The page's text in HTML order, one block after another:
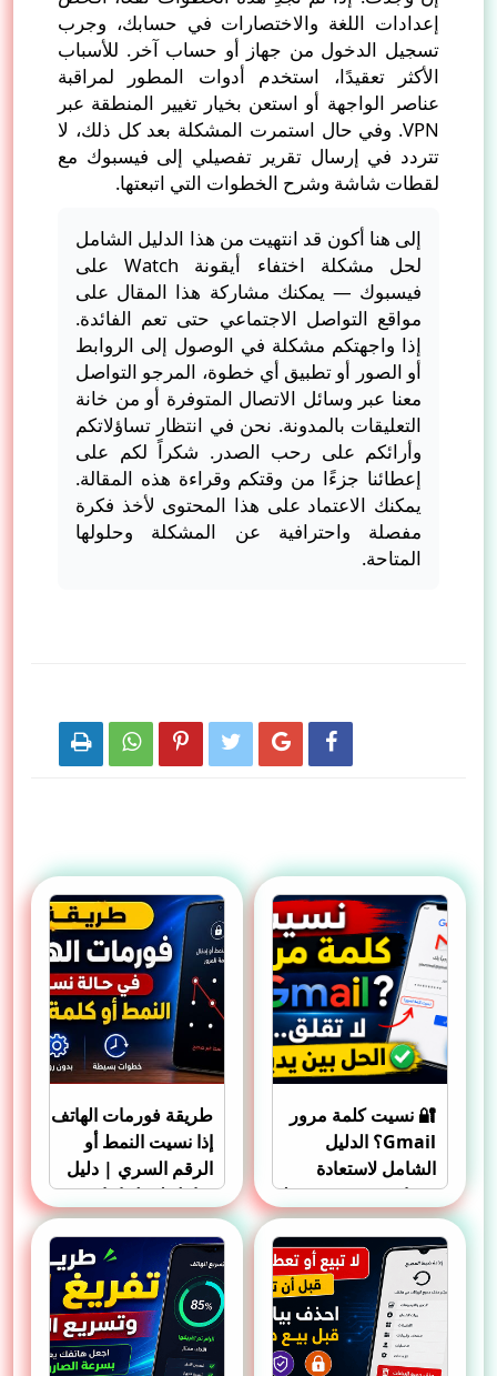
إعدادات اللغة والاختصارات في حسابك، وجرب
تسجيل الدخول من جهاز أو حساب آخر. للأسباب
الأكثر تعقيدًا، استخدم أدوات المطور لمراقبة
عناصر الواجهة أو استعن بخيار تغيير المنطقة عبر
VPN. وفي حال استمرت المشكلة بعد كل ذلك، لا
تتردد في إرسال تقرير تفصيلي إلى فيسبوك مع
لقطات شاشة وشرح الخطوات التي اتبعتها.
إلى هنا أكون قد انتهيت من هذا الدليل الشامل
لحل مشكلة اختفاء أيقونة Watch على
فيسبوك — يمكنك مشاركة هذا المقال على
مواقع التواصل الاجتماعي حتى تعم الفائدة.
إذا واجهتكم مشكلة في الوصول إلى الروابط
أو الصور أو تطبيق أي خطوة، المرجو التواصل
معنا عبر وسائل الاتصال المتوفرة أو من خانة
التعليقات بالمدونة. نحن في انتظار تساؤلاتكم
وأرائكم على رحب الصدر. شكراً لكم على
إعطائنا جزءًا من وقتكم وقراءة هذه المقالة.
يمكنك الاعتماد على هذا المحتوى لأخذ فكرة
مفصلة واحترافية عن المشكلة وحلولها
المتاحة.






🔐 نسيت كلمة مرور
Gmail؟ الدليل
الشامل لاستعادة
حساب Gmail بسهولة
وحماية حسابك من
الضياع
طريقة فورمات الهاتف
إذا نسيت النمط أو
الرقم السري | دليل
شامل لعمل إعادة
ضبط المصنع لجميع
هواتف أندرويد